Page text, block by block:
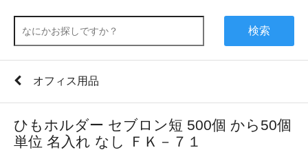
検索
オフィス用品
ひもホルダー セブロン短 500個 から50個
単位 名入れ なし ＦＫ－７１